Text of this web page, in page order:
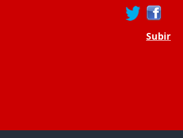
Subir